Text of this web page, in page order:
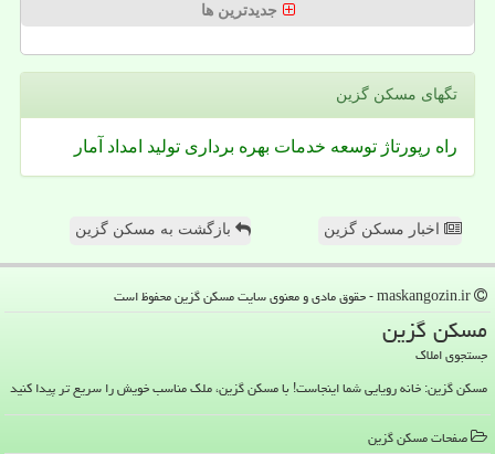
جدیدترین ها
تگهای مسكن گزین
راه رپورتاژ توسعه خدمات بهره برداری تولید امداد آمار
اخبار مسکن گزین بازگشت به مسکن گزین
مسكن گزین
جستجوی املاک
مسکن گزین: خانه رویایی شما اینجاست! با مسکن گزین، ملک مناسب خویش را سریع تر پیدا کنید
صفحات مسكن گزین